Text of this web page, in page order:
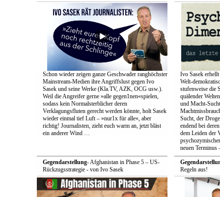
Schon wieder zeigen ganze Geschwader ranghöchster
Mainstream-Medien ihre Angriffslust gegen Ivo
Sasek und seine Werke (Kla.TV, AZK, OCG usw.).
Weil die Angreifer gerne »alle gegen1nen«spielen,
sodass kein Normalsterblicher deren
Verklagungsfluten gerecht werden könnte, holt Sasek
wieder einmal tief Luft – »nur1x für alle«, aber
richtig! Journalisten, zieht euch warm an, jetzt bläst
ein anderer Wind …
Ivo Sasek
Welt-
stufenweise die
quälender
und Macht-
Sucht, der
endend bei
dem Leiden der
neuen Terminus
Gegendarstellung- Afghanistan in Phase 5 – US-
Rückzugsstrategie - von Ivo Sasek
Regeln aus!